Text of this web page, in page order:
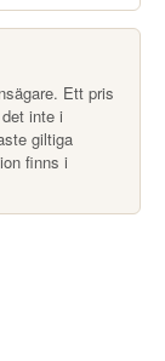
Ett pris
inte i
giltiga
finns i